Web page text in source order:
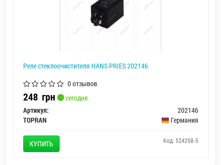
Реле стеклоочистителя HANS PRIES 202146
0 отзывов
248 грн
сегодня
Артикул:
202146
TOPRAN
Германия
КУПИТЬ Код: 524258-5